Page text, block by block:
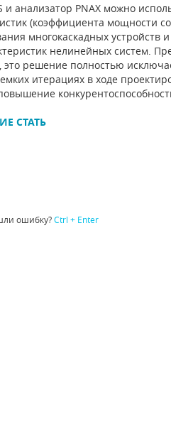
анализатор PNAX можно
(коэффициента мощности
многокаскадных устройств
нелинейных систем.
это решение полностью
итерациях в ходе
СТАТЬ
ошибку?Ctrl + Enter